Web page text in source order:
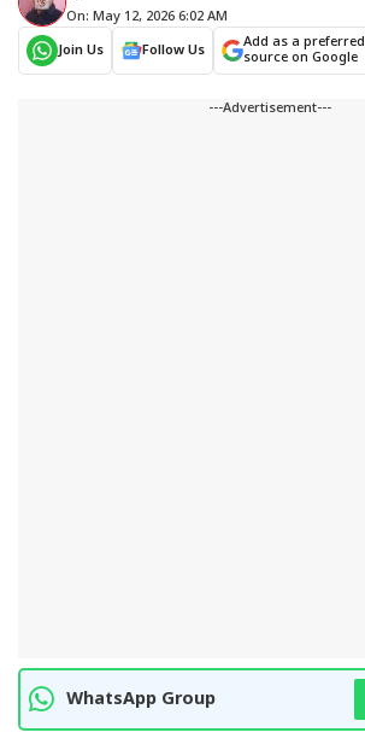
On: May 12, 2026 6:02 AM
Join Us
Follow Us
Add as a preferred
source on Google
---Advertisement---
WhatsApp Group